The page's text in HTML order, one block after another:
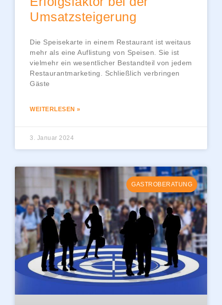
Umsatzsteigerung
Die Speisekarte in einem Restaurant ist weitaus
mehr als eine Auflistung von Speisen. Sie ist
vielmehr ein wesentlicher Bestandteil von jedem
Restaurantmarketing. Schließlich verbringen
Gäste
WEITERLESEN »
3. Januar 2024
GASTROBERATUNG